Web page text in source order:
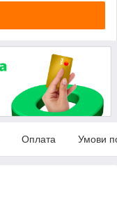
Оплата Умови